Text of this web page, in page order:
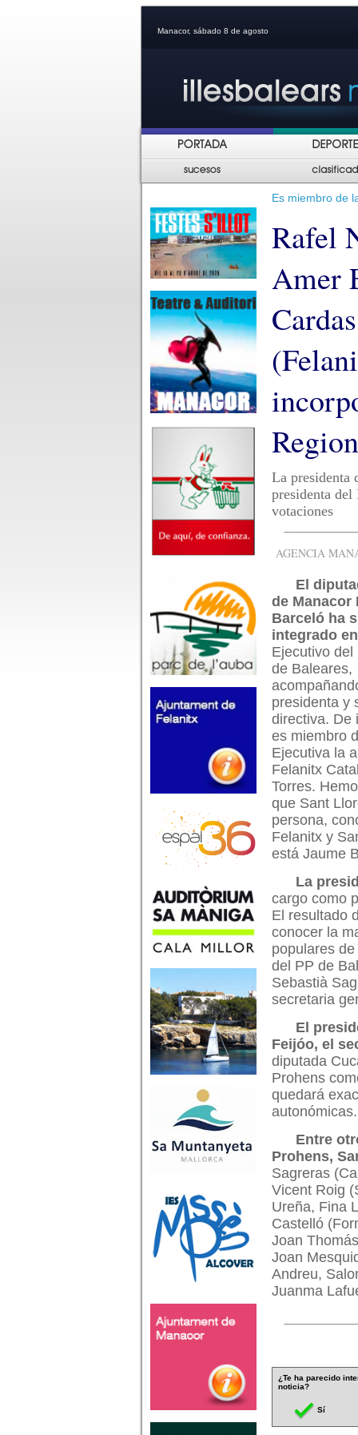
Manacor, sábado 8 de agosto
Es miembro de
Rafel
Amer
La presidenta
presidenta del
votaciones
AGENCIA
El
de Manacor
Barceló ha
integrado en
Ejecutivo
de Baleares,
presidenta y
directiva. De
es miembro
Ejecutiva la
Felanitx
Torres.
que Sant
persona,
Felanitx y
está Jaume
La
cargo como
El resultado
conocer la
populares
del PP de
Sebastià
secretaria
El
Feijóo, el
diputada
Prohens
quedará
autonómicas.
Entre
Prohens,
Sagreras
Vicent Roig
Ureña, Fina
Castelló
Joan
Joan
Andreu,
Juanma
¿Te ha parecido
noticia?
Sí